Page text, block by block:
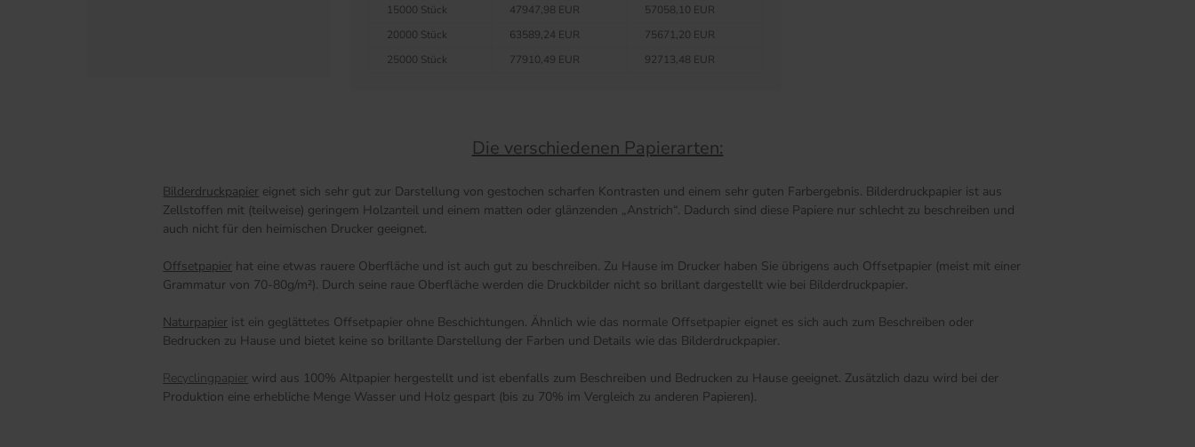
15000 Stück
47947,98 EUR
57058,10 EUR
20000 Stück
63589,24 EUR
75671,20 EUR
25000 Stück
77910,49 EUR 92713,48 EUR
Die verschiedenen Papierarten:
Bilderdruckpapier eignet sich sehr gut zur Darstellung von gestochen scharfen Kontrasten und einem sehr guten Farbergebnis. Bilderdruckpapier ist aus
Zellstoffen mit (teilweise) geringem Holzanteil und einem matten oder glänzenden „Anstrich“. Dadurch sind diese Papiere nur schlecht zu beschreiben und
auch nicht für den heimischen Drucker geeignet.
Offsetpapier hat eine etwas rauere Oberfläche und ist auch gut zu beschreiben. Zu Hause im Drucker haben Sie übrigens auch Offsetpapier (meist mit einer
Grammatur von 70-80g/m²). Durch seine raue Oberfläche werden die Druckbilder nicht so brillant dargestellt wie bei Bilderdruckpapier.
Naturpapier ist ein geglättetes Offsetpapier ohne Beschichtungen. Ähnlich wie das normale Offsetpapier eignet es sich auch zum Beschreiben oder
Bedrucken zu Hause und bietet keine so brillante Darstellung der Farben und Details wie das Bilderdruckpapier.
Recyclingpapier wird aus 100% Altpapier hergestellt und ist ebenfalls zum Beschreiben und Bedrucken zu Hause geeignet. Zusätzlich dazu wird bei der
Produktion eine erhebliche Menge Wasser und Holz gespart (bis zu 70% im Vergleich zu anderen Papieren).